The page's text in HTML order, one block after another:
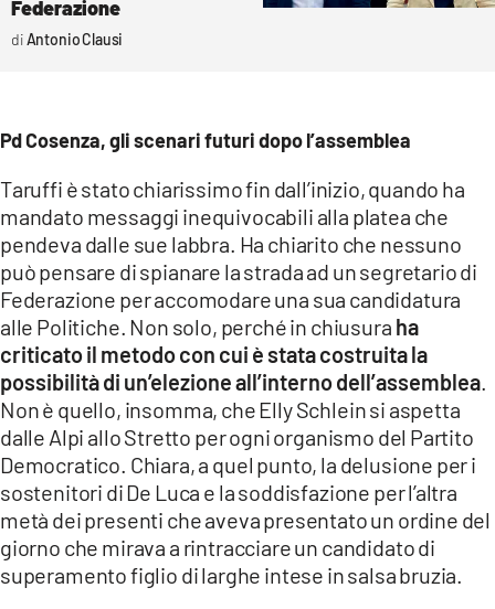
Federazione
Antonio Clausi
Pd Cosenza, gli scenari futuri dopo l’assemblea
Taruffi è stato chiarissimo fin dall’inizio, quando ha
mandato messaggi inequivocabili alla platea che
pendeva dalle sue labbra. Ha chiarito che nessuno
può pensare di spianare la strada ad un segretario di
Federazione per accomodare una sua candidatura
alle Politiche. Non solo, perché in chiusura ha
criticato il metodo con cui è stata costruita la
possibilità di un’elezione all’interno dell’assemblea
Non è quello, insomma, che Elly Schlein si aspetta
dalle Alpi allo Stretto per ogni organismo del Partito
Democratico. Chiara, a quel punto, la delusione per i
sostenitori di De Luca e la soddisfazione per l’altra
metà dei presenti che aveva presentato un ordine del
giorno che mirava a rintracciare un candidato di
superamento figlio di larghe intese in salsa bruzia.